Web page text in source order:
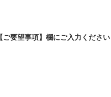
要望事項】欄にご入力ください